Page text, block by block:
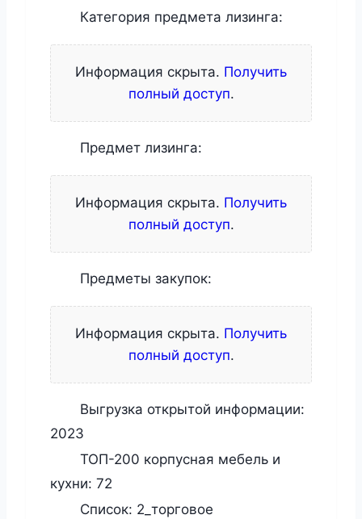
Категория предмета лизинга:
Информация скрыта. Получить
полный доступ.
Предмет лизинга:
Информация скрыта. Получить
полный доступ.
Предметы закупок:
Информация скрыта. Получить
полный доступ.
Выгрузка открытой информации:
2023
ТОП-200 корпусная мебель и
кухни: 72
Список: 2_торговое